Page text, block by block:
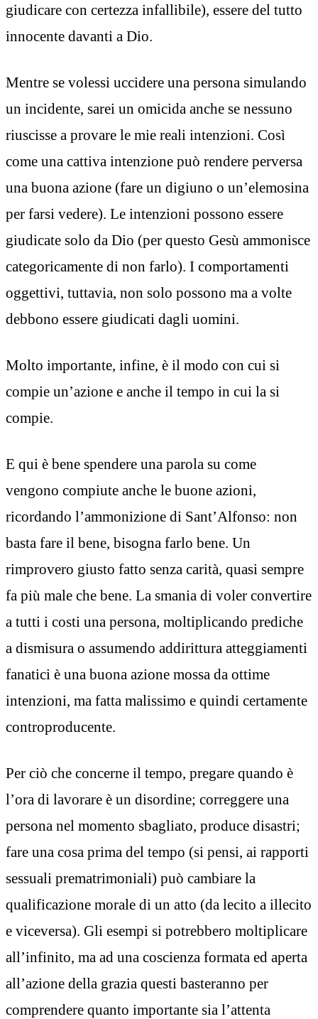
giudicare con certezza infallibile), essere del tutto
innocente davanti a Dio.
Mentre se volessi uccidere una persona simulando
un incidente, sarei un omicida anche se nessuno
riuscisse a provare le mie reali intenzioni. Così
come una cattiva intenzione può rendere perversa
una buona azione (fare un digiuno o un’elemosina
per farsi vedere). Le intenzioni possono essere
giudicate solo da Dio (per questo Gesù ammonisce
categoricamente di non farlo). I comportamenti
oggettivi, tuttavia, non solo possono ma a volte
debbono essere giudicati dagli uomini.
Molto importante, infine, è il modo con cui si
compie un’azione e anche il tempo in cui la si
compie.
E qui è bene spendere una parola su come
vengono compiute anche le buone azioni,
ricordando l’ammonizione di Sant’Alfonso: non
basta fare il bene, bisogna farlo bene. Un
rimprovero giusto fatto senza carità, quasi sempre
fa più male che bene. La smania di voler convertire
a tutti i costi una persona, moltiplicando prediche
a dismisura o assumendo addirittura atteggiamenti
fanatici è una buona azione mossa da ottime
intenzioni, ma fatta malissimo e quindi certamente
controproducente.
Per ciò che concerne il tempo, pregare quando è
l’ora di lavorare è un disordine; correggere una
persona nel momento sbagliato, produce disastri;
fare una cosa prima del tempo (si pensi, ai rapporti
sessuali prematrimoniali) può cambiare la
qualificazione morale di un atto (da lecito a illecito
e viceversa). Gli esempi si potrebbero moltiplicare
all’infinito, ma ad una coscienza formata ed aperta
all’azione della grazia questi basteranno per
comprendere quanto importante sia l’attenta